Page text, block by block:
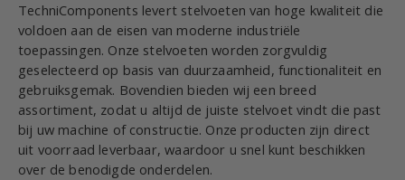
TechniComponents levert stelvoeten van hoge kwaliteit die
voldoen aan de eisen van moderne industriële
toepassingen. Onze stelvoeten worden zorgvuldig
geselecteerd op basis van duurzaamheid, functionaliteit en
gebruiksgemak. Bovendien bieden wij een breed
assortiment, zodat u altijd de juiste stelvoet vindt die past
bij uw machine of constructie. Onze producten zijn direct
uit voorraad leverbaar, waardoor u snel kunt beschikken
over de benodigde onderdelen.